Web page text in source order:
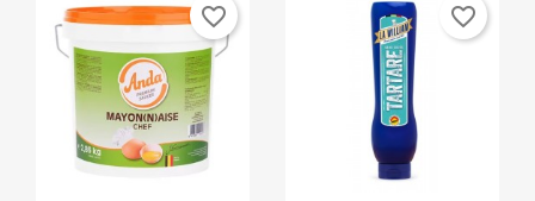
favorite_border favorite_border